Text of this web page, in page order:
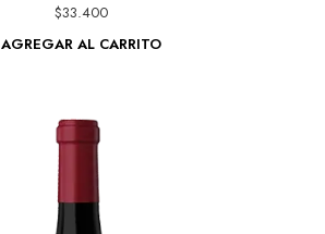
$33.400
AGREGAR AL CARRITO